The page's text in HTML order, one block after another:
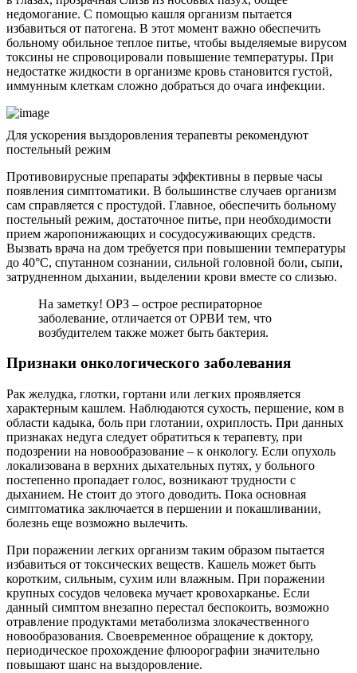
недомогание. С помощью кашля организм пытается
избавиться от патогена. В этот момент важно обеспечить
больному обильное теплое питье, чтобы выделяемые вирусом
токсины не спровоцировали повышение температуры. При
недостатке жидкости в организме кровь становится густой,
иммунным клеткам сложно добраться до очага инфекции.
Для ускорения выздоровления терапевты рекомендуют
постельный режим
Противовирусные препараты эффективны в первые часы
появления симптоматики. В большинстве случаев организм
сам справляется с простудой. Главное, обеспечить больному
постельный режим, достаточное питье, при необходимости
прием жаропонижающих и сосудосуживающих средств.
Вызвать врача на дом требуется при повышении температуры
до 40°C, спутанном сознании, сильной головной боли, сыпи,
затрудненном дыхании, выделении крови вместе со слизью.
На заметку! ОРЗ – острое респираторное
заболевание, отличается от ОРВИ тем, что
возбудителем также может быть бактерия.
Признаки онкологического заболевания
Рак желудка, глотки, гортани или легких проявляется
характерным кашлем. Наблюдаются сухость, першение, ком в
области кадыка, боль при глотании, охриплость. При данных
признаках недуга следует обратиться к терапевту, при
подозрении на новообразование – к онкологу. Если опухоль
локализована в верхних дыхательных путях, у больного
постепенно пропадает голос, возникают трудности с
дыханием. Не стоит до этого доводить. Пока основная
симптоматика заключается в першении и покашливании,
болезнь еще возможно вылечить.
При поражении легких организм таким образом пытается
избавиться от токсических веществ. Кашель может быть
коротким, сильным, сухим или влажным. При поражении
крупных сосудов человека мучает кровохарканье. Если
данный симптом внезапно перестал беспокоить, возможно
отравление продуктами метаболизма злокачественного
новообразования. Своевременное обращение к доктору,
периодическое прохождение флюорографии значительно
повышают шанс на выздоровление.